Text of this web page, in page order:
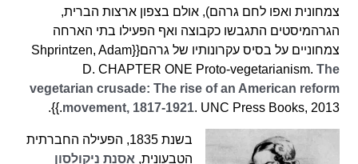
צמחונית ואפו לחם גרהם), אולם בצפון ארצות הברית,
הגרהמיסטים התגבשו כקבוצה ואף הפעילו בתי הארחה
צמחוניים על בסיס עקרונותיו של גרהם{{Shprintzen, Adam
D. CHAPTER ONE Proto-vegetarianism. The
vegetarian crusade: The rise of an American reform
movement, 1817-1921. UNC Press Books, 2013.}}.
בשנת 1835, הפעילה החברתית
הטבעונית, אסנת ניקולסון